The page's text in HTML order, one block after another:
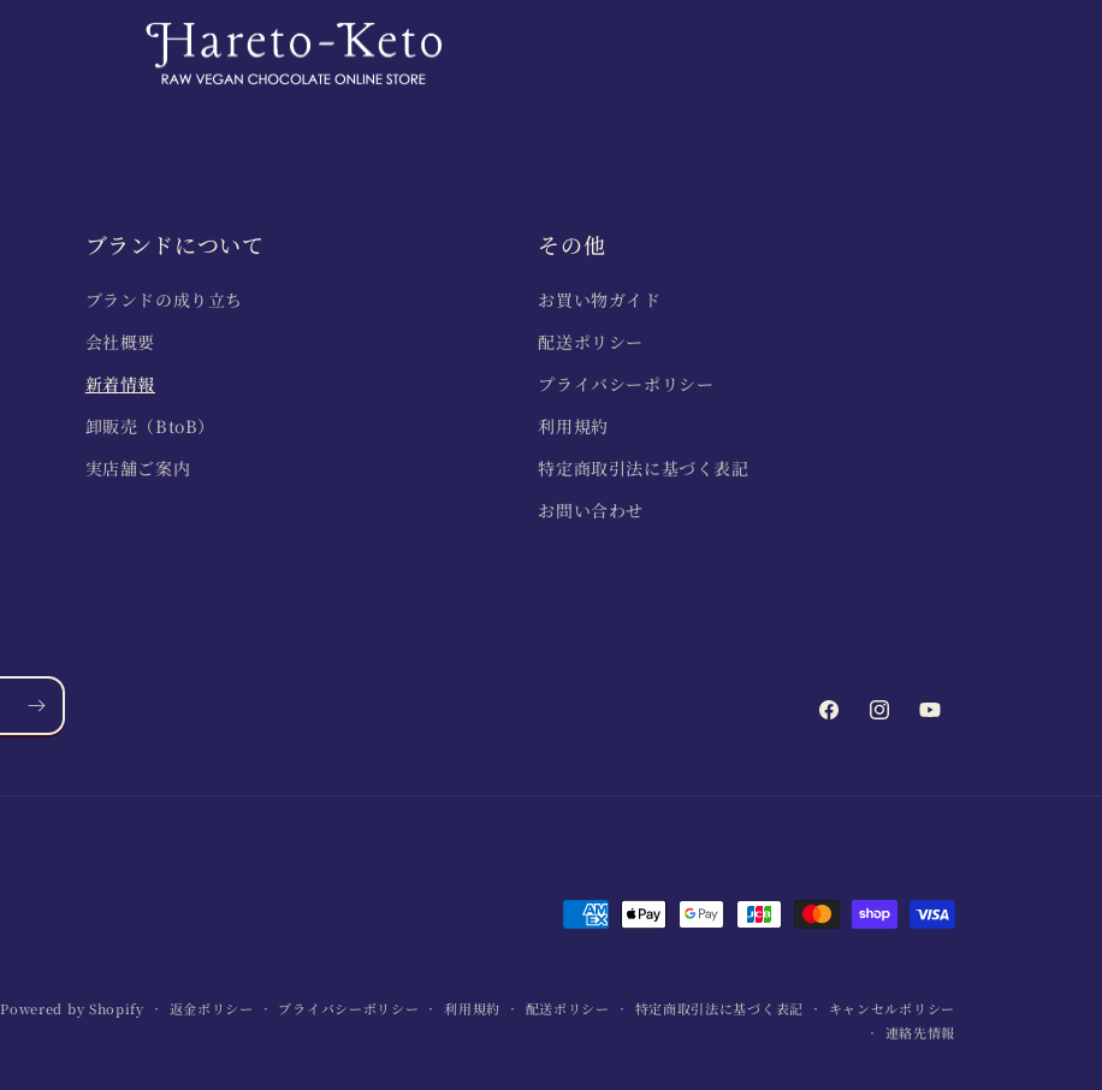
ブランドについて
ブランドの成り立ち
会社概要
新着情報
卸販売（BtoB）
実店舗ご案内
その他
お買い物ガイド
配送ポリシー
プライバシーポリシー
利用規約
特定商取引法に基づく表記
お問い合わせ
FacebookInstagramYouTube
法
Powered by Shopify 返金ポリシー プライバシーポリシー 利用規約 配送ポリシー 特定商取引法に基づく表記
キャンセルポリシー
連絡先情報